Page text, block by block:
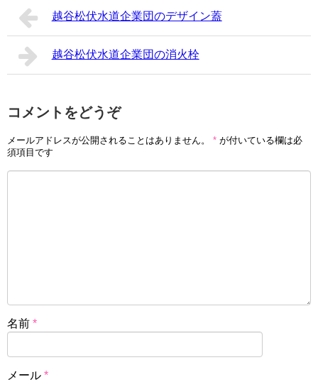
越谷松伏水道企業団のデザイン蓋
越谷松伏水道企業団の消火栓
コメントをどうぞ
メールアドレスが公開されることはありません。 * が付いている欄は必
須項目です
名前 *
メール *